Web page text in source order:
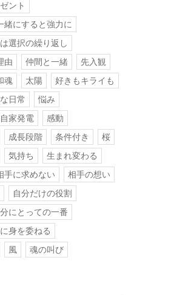
ント
緒にすると強力に
選択の繰り返し
由
仲間と一緒
先入観
魂 太陽
好きもキライも
日常
悩み
家発電
感動
成長段階 条件付き
桜
気持ち
生まれ変わる
手に求めない
相手の想い
自分だけの役割
にとっての一番
身を委ねる
風 魂の叫び